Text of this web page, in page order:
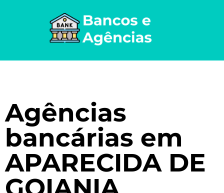
Agências
bancárias em
APARECIDA DE